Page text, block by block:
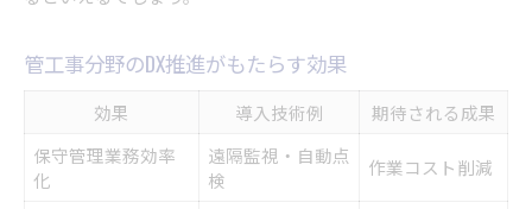
管工事分野のDX推進がもたらす効果
効果 導入技術例
期待される成果
保守管理業務効率
化
遠隔監視・自動点
検
作業コスト削減